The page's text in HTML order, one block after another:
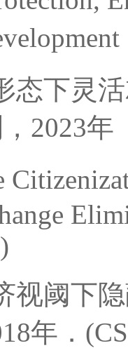
态下灵
2023年
视阈下
年．